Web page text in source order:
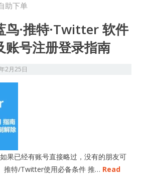
助下单
鸟·推特·Twitter 软件
账号注册登录指南
2月25日
果已经有账号直接略过，没有的朋友可
推特/Twitter使用必备条件 推… Read